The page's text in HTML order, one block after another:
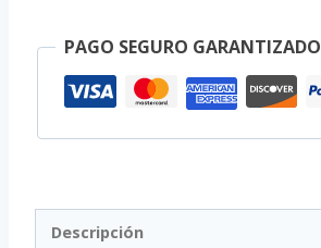
PAGO SEGURO GARANTIZADO
Descripción